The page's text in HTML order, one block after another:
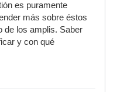
es puramente
más sobre éstos
de los amplis. Saber
y con qué